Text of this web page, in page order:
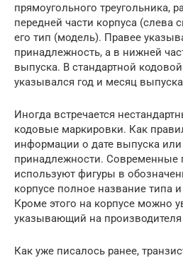
прямоугольного треугольника,
передней части корпуса (слева
его тип (модель). Правее
принадлежность, а в нижней
выпуска. В стандартной
указывался год и месяц
Иногда встречается
кодовые маркировки. Как
информации о дате выпуска или
принадлежности. Современные
используют фигуры в
корпусе полное название типа
Кроме этого на корпусе можно
указывающий на производителя
Как уже писалось ранее,